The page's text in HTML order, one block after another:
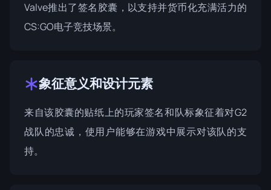
Valve推出了签名胶囊，以支持并货币化充满活力的
CS:GO电子竞技场景。
象征意义和设计元素
来自该胶囊的贴纸上的玩家签名和队标象征着对G2
战队的忠诚，使用户能够在游戏中展示对该队的支
持。